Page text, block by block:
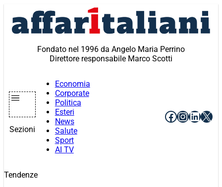
contenuto
Fondato nel 1996 da Angelo Maria Perrino
Direttore responsabile Marco Scotti
Sezioni
Economia
Corporate
Politica
Esteri
News
Salute
Sport
AI TV
Facebook
X
Tendenze